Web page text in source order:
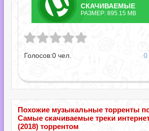
ТОРРЕНТ
ИНТЕРНЕТА.
21.TORRENT
РАЗМЕР: 895.15 MB
треки интернета. Часть 21.torrent
Голосов:0 чел. 0
Похожие музыкальные торренты
Самые скачиваемые треки
(2018) торрентом